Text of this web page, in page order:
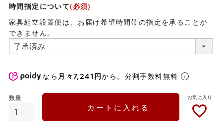
時間指定について(必須)
家具組立設置便は、お届け希望時間帯の指定を承ることが
できません。
なら 月々7,241円から。分割手数料無料
カートに入れる